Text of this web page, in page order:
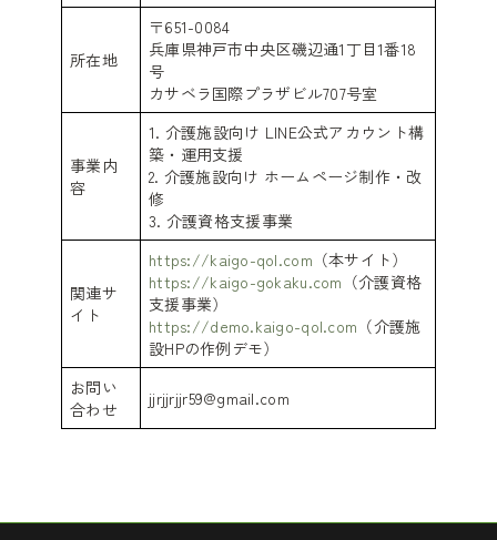
所在地
〒651-0084
兵庫県神戸市中央区磯辺通1丁目1番18
号
カサベラ国際プラザビル707号室
事業内
容
1. 介護施設向け LINE公式アカウント構
築・運用支援
2. 介護施設向け ホームページ制作・改
修
3. 介護資格支援事業
関連サ
イト
https://kaigo-qol.com （本サイト）
https://kaigo-gokaku.com （介護資格
支援事業）
https://demo.kaigo-qol.com （介護施
設HPの作例デモ）
お問い
合わせ
jjrjjrjjr59@gmail.com